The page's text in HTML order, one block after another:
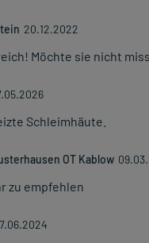
20.12.2022
Möchte sie nicht
Schleimhäute.
OT Kablow
zu empfehlen